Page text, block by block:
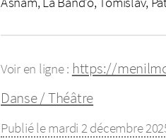
Voir en ligne : https://
Danse / Théâtre
Publié le mardi 2 décembre